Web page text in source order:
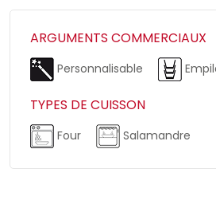
ARGUMENTS COMMERCIAUX
Personnalisable
TYPES DE CUISSON
Four Salamandre